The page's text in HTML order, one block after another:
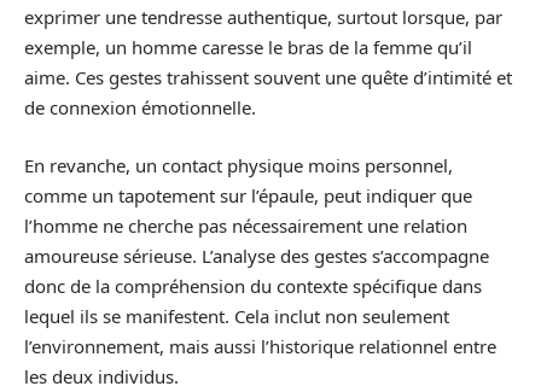
exprimer une tendresse authentique, surtout lorsque, par
exemple, un homme caresse le bras de la femme qu’il
aime. Ces gestes trahissent souvent une quête d’intimité et
de connexion émotionnelle.
En revanche, un contact physique moins personnel,
comme un tapotement sur l’épaule, peut indiquer que
l’homme ne cherche pas nécessairement une relation
amoureuse sérieuse. L’analyse des gestes s’accompagne
donc de la compréhension du contexte spécifique dans
lequel ils se manifestent. Cela inclut non seulement
l’environnement, mais aussi l’historique relationnel entre
les deux individus.